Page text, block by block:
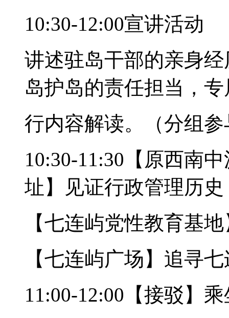
10:30-12:00宣讲活动
讲述驻岛干部的亲身
岛护岛的责任担当，
行内容解读。（分组
10:30-11:30【原西南
址】见证行政管理历史
【七连屿党性教育基
【七连屿广场】追寻
11:00-12:00【接驳】